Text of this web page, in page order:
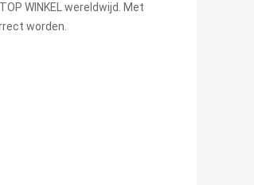
WINKEL wereldwijd. Met
worden.